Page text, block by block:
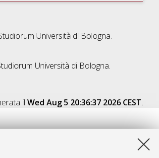
Università di Bologna.
Università di Bologna.
ilWed Aug 5 20:36:37 2026 CEST.